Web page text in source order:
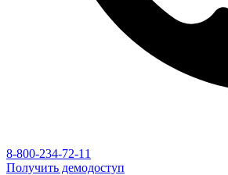
8-800-234-72-11
Получить демодоступ